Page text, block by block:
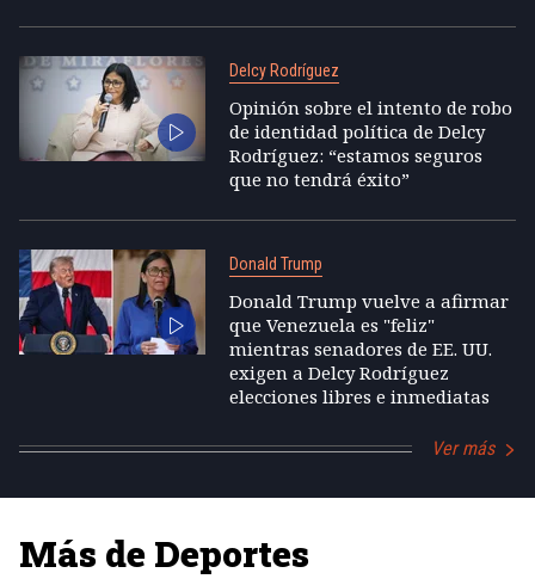
Delcy Rodríguez
Opinión sobre el intento de robo
de identidad política de Delcy
Rodríguez: “estamos seguros
que no tendrá éxito”
Donald Trump
Donald Trump vuelve a afirmar
que Venezuela es "feliz"
mientras senadores de EE. UU.
exigen a Delcy Rodríguez
elecciones libres e inmediatas
Ver más
Más de Deportes